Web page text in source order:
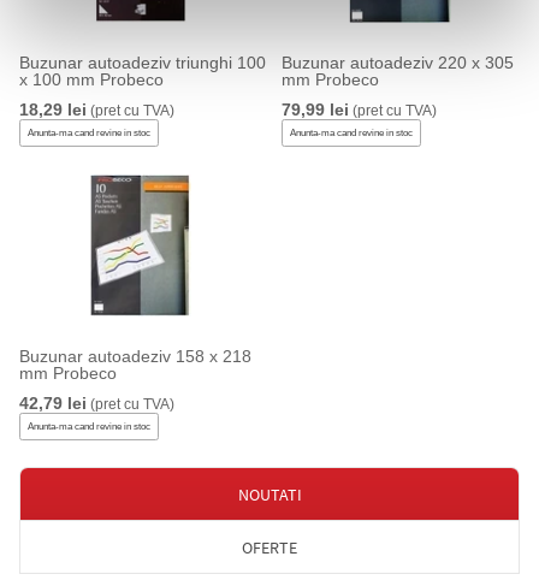
Buzunar autoadeziv triunghi 100
x 100 mm Probeco
18,29 lei (pret cu TVA)
Anunta-ma cand revine in stoc
Buzunar autoadeziv 220 x 305
mm Probeco
79,99 lei (pret cu TVA)
Anunta-ma cand revine in stoc
Buzunar autoadeziv 158 x 218
mm Probeco
42,79 lei (pret cu TVA)
Anunta-ma cand revine in stoc
NOUTATI
OFERTE